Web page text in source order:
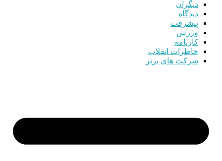
دیگران
دیدگاه
پیشرفت
ورزش
کارنامه
خاطرات انقلاب
شرکت های برتر